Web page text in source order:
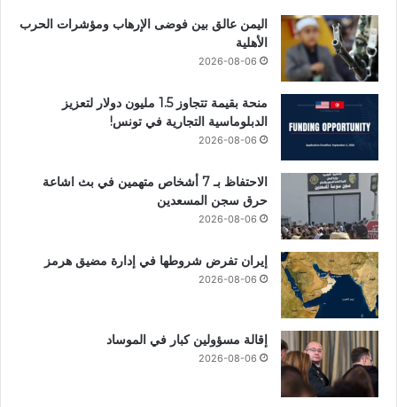
اليمن عالق بين فوضى الإرهاب ومؤشرات الحرب
الأهلية
2026-08-06
منحة بقيمة تتجاوز 1.5 مليون دولار لتعزيز
الدبلوماسية التجارية في تونس!
2026-08-06
الاحتفاظ بـ 7 أشخاص متهمين في بث اشاعة
حرق سجن المسعدين
2026-08-06
إيران تفرض شروطها في إدارة مضيق هرمز
2026-08-06
إقالة مسؤولين كبار في الموساد
2026-08-06